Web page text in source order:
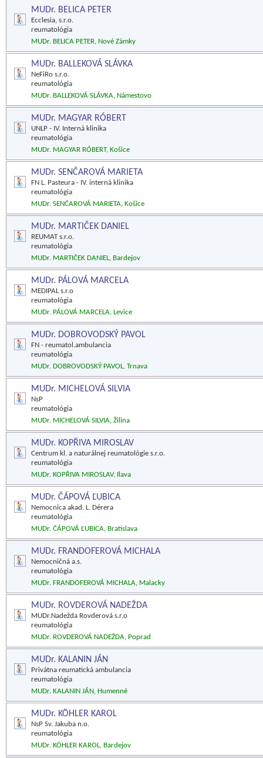
MUDr. BELICA PETER
Ecclesia, s.r.o.
reumatológia
MUDr. BELICA PETER, Nové Zámky
MUDr. BALLEKOVÁ SLÁVKA
NeFiRo s.r.o.
reumatológia
MUDr. BALLEKOVÁ SLÁVKA, Námestovo
MUDr. MAGYAR RÓBERT
UNLP - IV. Interná klinika
reumatológia
MUDr. MAGYAR RÓBERT, Košice
MUDr. SENČAROVÁ MARIETA
FN L. Pasteura - IV. interná klinika
reumatológia
MUDr. SENČAROVÁ MARIETA, Košice
MUDr. MARTIČEK DANIEL
REUMAT s.r.o.
reumatológia
MUDr. MARTIČEK DANIEL, Bardejov
MUDr. PÁLOVÁ MARCELA
MEDIPAL s.r.o
reumatológia
MUDr. PÁLOVÁ MARCELA, Levice
MUDr. DOBROVODSKÝ PAVOL
FN - reumatol.ambulancia
reumatológia
MUDr. DOBROVODSKÝ PAVOL, Trnava
MUDr. MICHELOVÁ SILVIA
NsP
reumatológia
MUDr. MICHELOVÁ SILVIA, Žilina
MUDr. KOPŘIVA MIROSLAV
Centrum kl. a naturálnej reumatológie s.r.o.
reumatológia
MUDr. KOPŘIVA MIROSLAV, Ilava
MUDr. ČÁPOVÁ ĽUBICA
Nemocnica akad. L. Dérera
reumatológia
MUDr. ČÁPOVÁ ĽUBICA, Bratislava
MUDr. FRANDOFEROVÁ MICHALA
Nemocničná a.s.
reumatológia
MUDr. FRANDOFEROVÁ MICHALA, Malacky
MUDr. ROVDEROVÁ NADEŽDA
MUDr.Nadežda Rovderová s.r.o
reumatológia
MUDr. ROVDEROVÁ NADEŽDA, Poprad
MUDr. KALANIN JÁN
Privátna reumatická ambulancia
reumatológia
MUDr. KALANIN JÁN, Humenné
MUDr. KÖHLER KAROL
NsP Sv. Jakuba n.o.
reumatológia
MUDr. KÖHLER KAROL, Bardejov